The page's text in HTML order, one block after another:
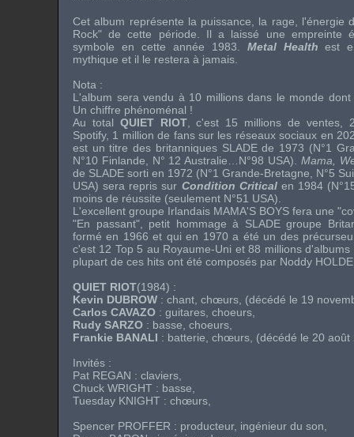
Cet album représente la puissance, la rage, l'énergie
Rock" de cette période. Il a laissé une empreinte
symbole en cette année 1983. Metal Health est
mythique et il le restera à jamais.
Nota :
L'album sera vendu à 10 millions dans le monde
Un chiffre phénoménal !
Au total QUIET RIOT, c'est 15 millions de ventes,
Spotify, 1 million de fans sur les réseaux sociaux en
est un titre des britanniques SLADEde 1973 (N°1
N°10 Finlande, N° 12 Australie…N°98 USA). Mama,
de SLADE sorti en 1972 (N°1 Grande-Bretagne, N°5
USA) sera repris sur Condition Criticalen 1984
moins de réussite (seulement N°51 USA).
L'excellent groupe Irlandais MAMA'S BOYS fera une
"En passant", petit hommage à SLADEgroupe
formé en 1966 et qui en 1970 a été un des
c'est 12 Top 5 au Royaume-Uni et 88 millions
plupart de ces hits ont été composés par Noddy
QUIET RIOT(1984) :
Kevin DUBROW : chant, chœurs, (décédé le 19
Carlos CAVAZO : guitares, choeurs,
Rudy SARZO : basse, choeurs,
Frankie BANALI : batterie, chœurs, (décédé le 20 août
Invités :
Pat REGAN : claviers,
Chuck WRIGHT : basse,
Tuesday KNIGHT : chœurs,
Spencer PROFFER : producteur, ingénieur du son,